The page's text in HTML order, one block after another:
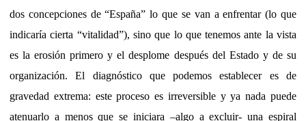
dos concepciones de “España” lo que se van a enfrentar (lo que
indicaría cierta “vitalidad”), sino que lo que tenemos ante la vista
es la erosión primero y el desplome después del Estado y de su
organización. El diagnóstico que podemos establecer es de
gravedad extrema: este proceso es irreversible y ya nada puede
atenuarlo a menos que se iniciara –algo a excluir- una espiral